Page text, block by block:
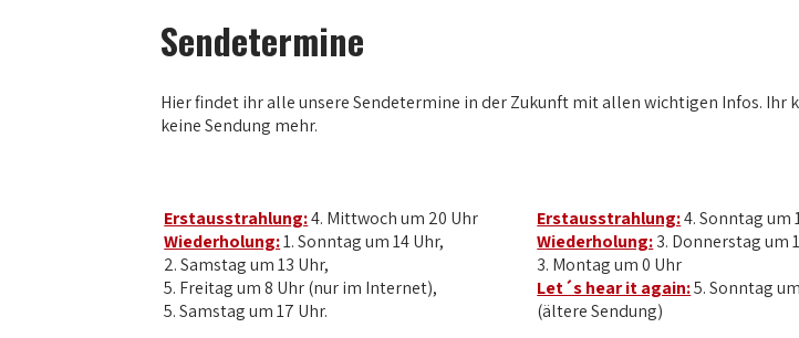
Sendetermine
Hier findet ihr alle unsere Sendetermine in der Zukunft mit allen wichtigen Infos. Ihr
keine Sendung mehr.
Erstausstrahlung:4. Mittwoch um 20 Uhr
Wiederholung:1. Sonntag um 14 Uhr,
2. Samstag um 13 Uhr,
5. Freitag um 8 Uhr (nur im Internet),
5. Samstag um 17 Uhr.
Erstausstrahlung:4. Sonntag um
Wiederholung:3. Donnerstag um
3. Montag um 0 Uhr
Let´s hear it again:5. Sonntag
(ältere Sendung)